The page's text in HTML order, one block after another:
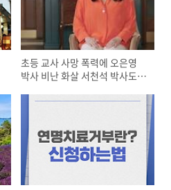
초등 교사 사망 폭력에 오은영
박사 비난 화살 서천석 박사도